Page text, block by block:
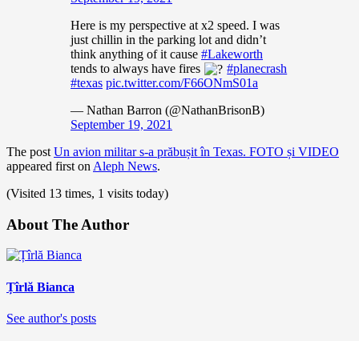
Here is my perspective at x2 speed. I was
just chillin in the parking lot and didn’t
think anything of it cause #Lakeworth
tends to always have fires
#planecrash
#texas pic.twitter.com/F66ONmS01a
— Nathan Barron (@NathanBrisonB)
September 19, 2021
The post Un avion militar s-a prăbușit în Texas. FOTO și VIDEO
appeared first on Aleph News.
(Visited 13 times, 1 visits today)
About The Author
Țîrlă Bianca
See author's posts